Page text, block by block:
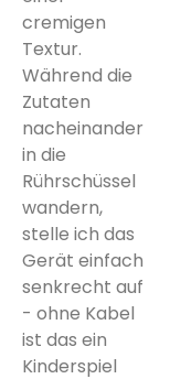
cremigen
Textur.
Während die
Zutaten
nacheinander
in die
Rührschüssel
wandern,
stelle ich das
Gerät einfach
senkrecht auf
- ohne Kabel
ist das ein
Kinderspiel